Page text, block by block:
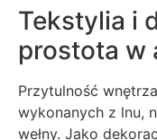
Tekstylia i
prostota w
Przytulność
wykonanych z lnu,
wełny. Jako